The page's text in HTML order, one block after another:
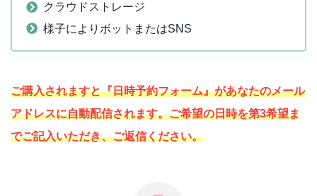
クラウドストレージ
様子によりボットまたはSNS
ご購入されますと『日時予約フォーム』があなたのメール
アドレスに自動配信されます。ご希望の日時を第3希望ま
でご記入いただき、ご返信ください。